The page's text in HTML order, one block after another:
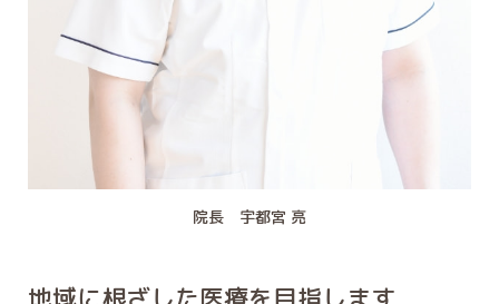
院長 宇都宮 亮